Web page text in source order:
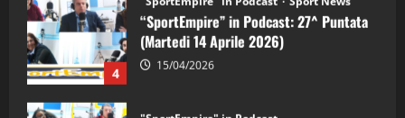
4
“SportEmpire” in Podcast: 27^ Puntata
(Martedi 14 Aprile 2026)